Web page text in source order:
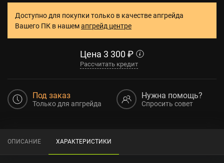
Доступно для покупки только в качестве апгрейда
Вашего ПК в нашемапгрейд центре
Цена 3 300 ₽
Рассчитать кредит
Под заказ
Только для апгрейда
Нужна помощь?
Спросить совет
ОПИСАНИЕ ХАРАКТЕРИСТИКИ